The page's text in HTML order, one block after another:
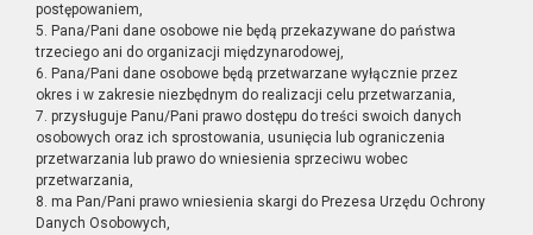
postępowaniem,
5. Pana/Pani dane osobowe nie będą przekazywane do państwa
trzeciego ani do organizacji międzynarodowej,
6. Pana/Pani dane osobowe będą przetwarzane wyłącznie przez
okres i w zakresie niezbędnym do realizacji celu przetwarzania,
7. przysługuje Panu/Pani prawo dostępu do treści swoich danych
osobowych oraz ich sprostowania, usunięcia lub ograniczenia
przetwarzania lub prawo do wniesienia sprzeciwu wobec
przetwarzania,
8. ma Pan/Pani prawo wniesienia skargi do Prezesa Urzędu Ochrony
Danych Osobowych,